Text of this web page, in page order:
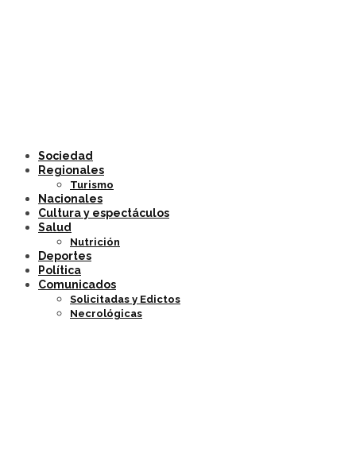
Sociedad
Regionales
Turismo
Nacionales
Cultura y espectáculos
Salud
Nutrición
Deportes
Política
Comunicados
Solicitadas y Edictos
Necrológicas